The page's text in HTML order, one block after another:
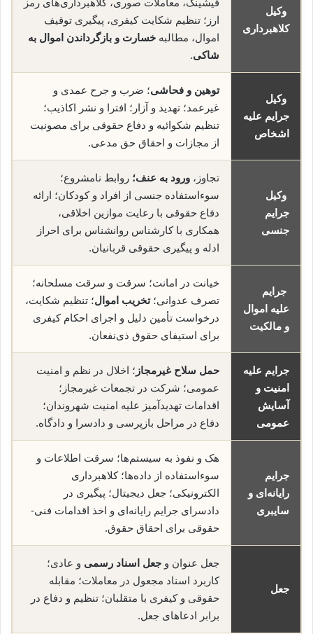
وکیل
کلاهبرداری
فیشینگ، معاملات صوری، کلاهبرداری‌های رمز
ارز؛ تنظیم شکایت کیفری، پیگیری توقیف
اموال، مطالبه خسارت و بازگرداندن اموال به
شاکی.
وکیل
جرایم علیه
اشخاص
توهین و فحاشی؛ ضرب و جرح عمدی و
غیرعمد؛ تهدید و آزار؛ افترا و نشر اکاذیب؛
تنظیم شکوائیه و دفاع حقوقی برای مصونیت
از مجازات و احقاق حق مدعی.
وکیل
جرایم
جنسی
تجاوز، ورود به عنف؛ روابط نامشروع؛
سوءاستفاده جنسی از افراد و کودکان؛ ارائه
دفاع حقوقی با رعایت موازین اخلاقی،
همکاری با کارشناس روانشناس برای احراز
ادله و پیگیری حقوقی قربانیان.
جرایم
علیه اموال
و مالکیت
خیانت در امانت؛ سرقت و سرقت مسلحانه؛
تصرف عدوانی؛تخریب اموال؛ تنظیم شکایت،
درخواست تأمین دلیل و اجرای احکام کیفری
برای استیفای حقوق ذی‌نفعان.
جرایم علیه
امنیت و
آسایش
عمومی
حمل سلاح غیرمجاز ؛ اخلال در نظم و امنیت
عمومی؛ شرکت در تجمعات غیرمجاز؛
اقدامات تهدیدآمیز علیه امنیت شهروندان؛
دفاع در مراحل بازپرسی و دادسرا و دادگاه.
جرایم
رایانه‌ای و
سایبری
هک و نفوذ به سیستم‌ها؛ سرقت اطلاعات و
سوء‌استفاده از داده‌ها؛ کلاهبرداری
الکترونیکی؛ جعل دیجیتال؛ پیگیری در
دادسرای جرایم رایانه‌ای و اخذ اقدامات فنی-
حقوقی برای احقاق حقوق.
جعل
جعل عنوان و جعل اسناد رسمی و عادی؛
کاربرد اسناد مجعول در معاملات؛ مقابله
حقوقی و کیفری با متقلبان؛ تنظیم و دفاع در
برابر ادعاهای جعل.